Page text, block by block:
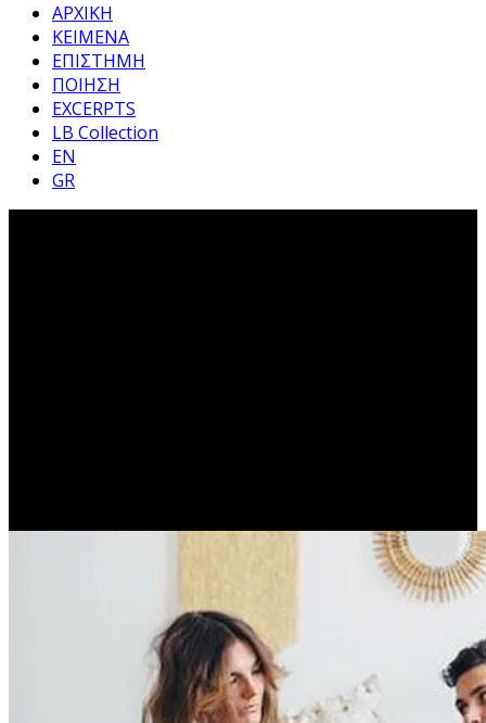
ΑΡΧΙΚΗ
ΚΕΙΜΕΝΑ
ΕΠΙΣΤΗΜΗ
ΠΟΙΗΣΗ
EXCERPTS
LB Collection
EN
GR